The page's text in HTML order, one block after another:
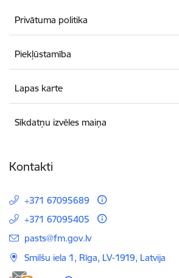
Privātuma politika
Piekļūstamība
Lapas karte
Sīkdatņu izvēles maiņa
Kontakti
+371 67095689
+371 67095405
E-pasts:
pasts@fm.gov.lv
Smilšu iela 1, Rīga, LV-1919, Latvija